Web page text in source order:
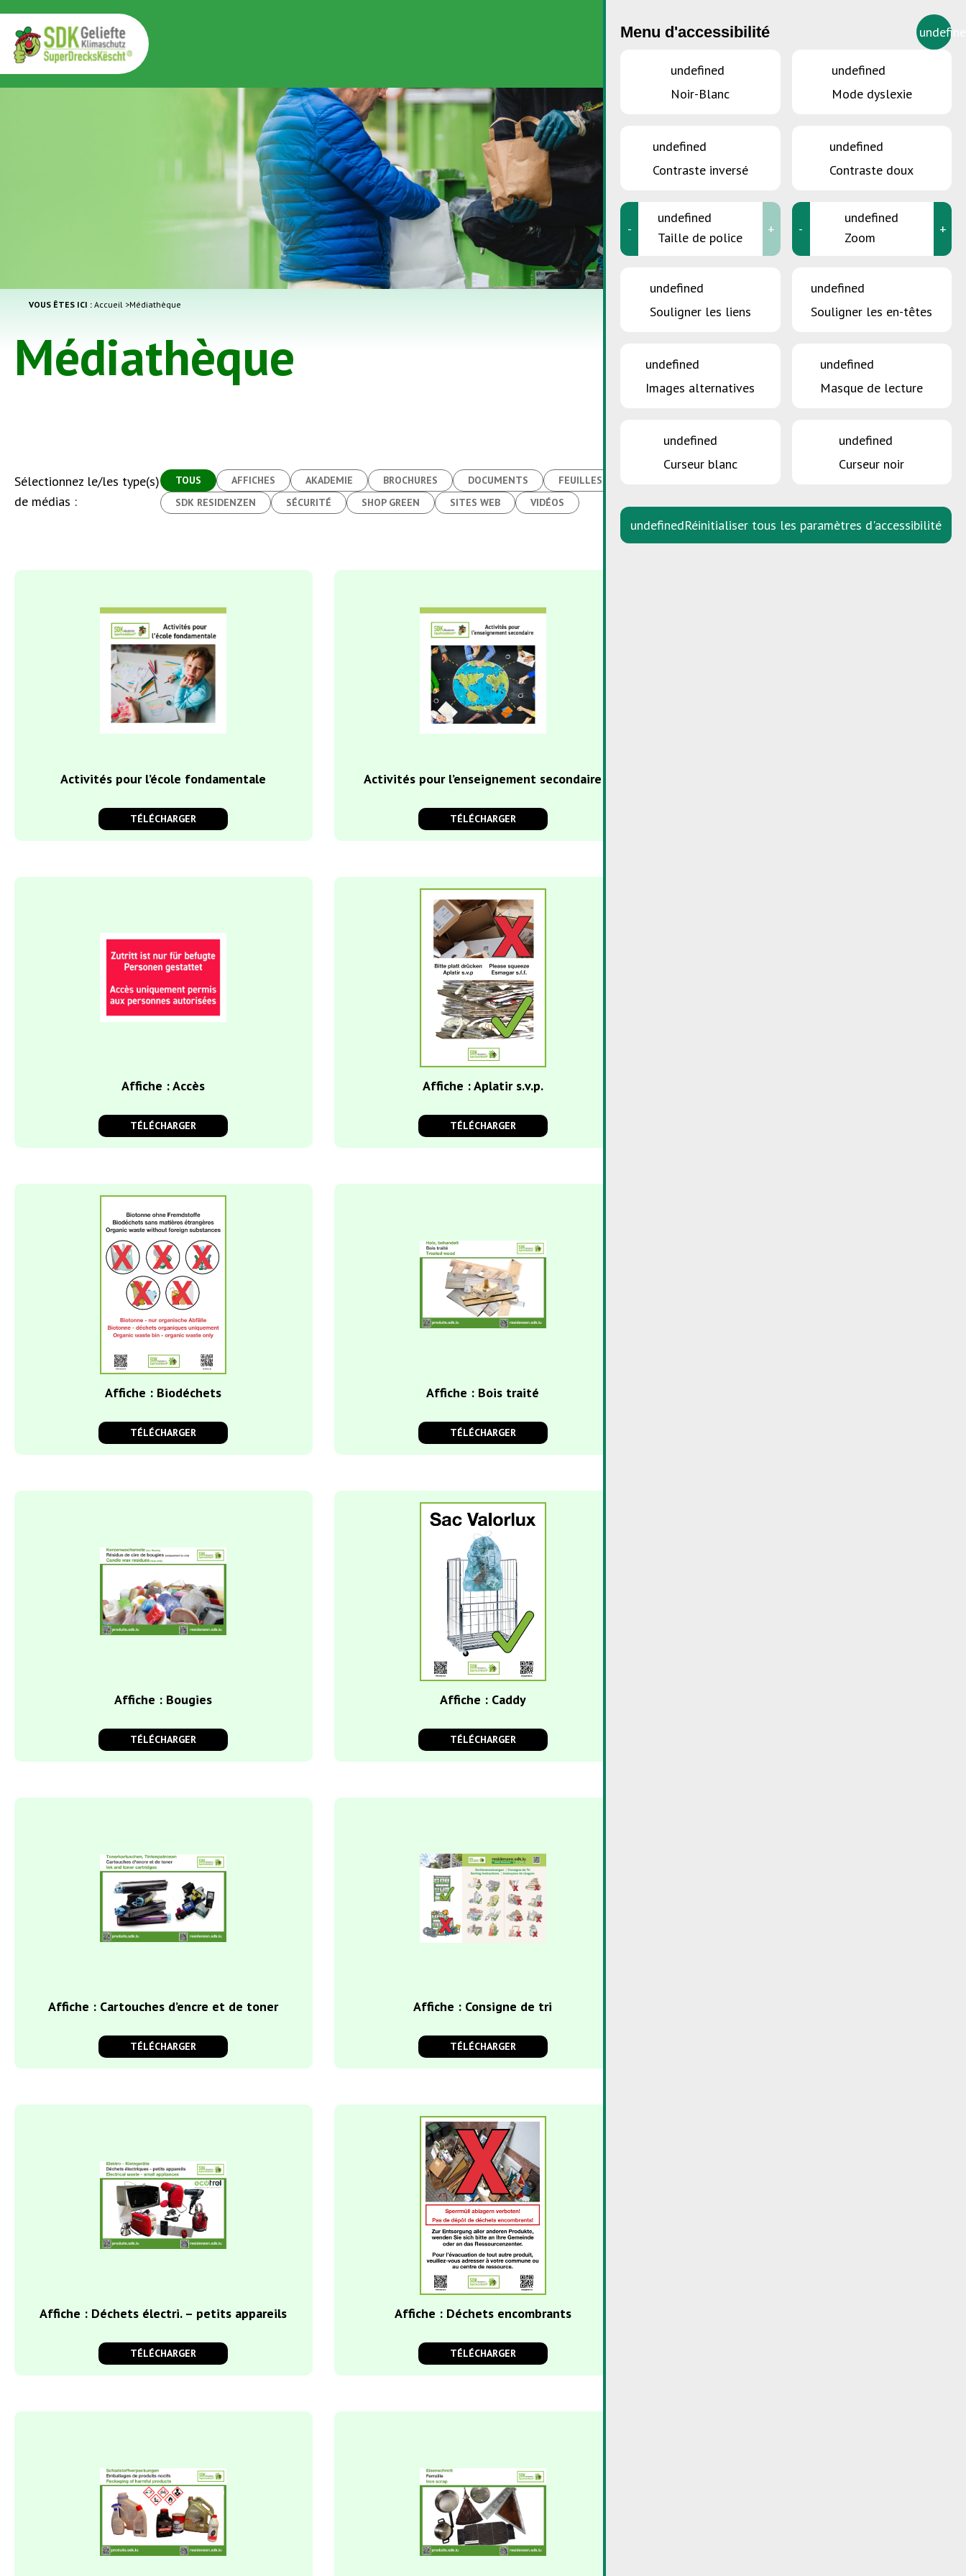
FR
VOUS ÊTES ICI : Accueil >Médiathèque
Médiathèque
Sélectionnez le/les type(s)
de médias :
TOUS AFFICHES AKADEMIE BROCHURES DOCUMENTS FEUILLES INFORMATIVES
SDK RESIDENZEN
SÉCURITÉ SHOP GREEN SITES WEB VIDÉOS
Activités pour l’école fondamentale
TÉLÉCHARGER
Activités pour l’enseignement secondaire
TÉLÉCHARGER
Affiche : Accès
TÉLÉCHARGER
Affiche : Aplatir s.v.p.
TÉLÉCHARGER
Affiche : Biodéchets
TÉLÉCHARGER
Affiche : Bois traité
TÉLÉCHARGER
Affiche : Bougies
TÉLÉCHARGER
Affiche : Caddy
TÉLÉCHARGER
Affiche : Cartouches d’encre et de toner
TÉLÉCHARGER
Affiche : Consigne de tri
TÉLÉCHARGER
Affiche : Déchets électri. – petits appareils
TÉLÉCHARGER
Affiche : Déchets encombrants
TÉLÉCHARGER
Menu d'accessibilité
undefined
Noir-Blanc
undefined
Mode dyslexie
undefined
Contraste inversé
undefined
Contraste doux
-
undefined
Taille de police
+ -
undefined
Zoom
+
undefined
Souligner les liens
undefined
Souligner les en-têtes
undefined
Images alternatives
undefined
Masque de lecture
undefined
Curseur blanc
undefined
Curseur noir
undefinedRéinitialiser tous les paramètres d'accessibilité